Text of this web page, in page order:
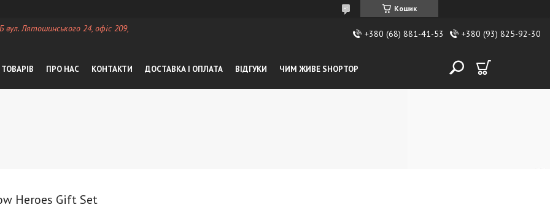
Кошик
вул. Лятошинського 24, офіс 209,
+380 (68) 881-41-53 +380 (93) 825-92-30
ПРО НАС КОНТАКТИ ДОСТАВКА І ОПЛАТА ВІДГУКИ ЧИМ ЖИВЕ SHOPTOP
Heroes Gift Set